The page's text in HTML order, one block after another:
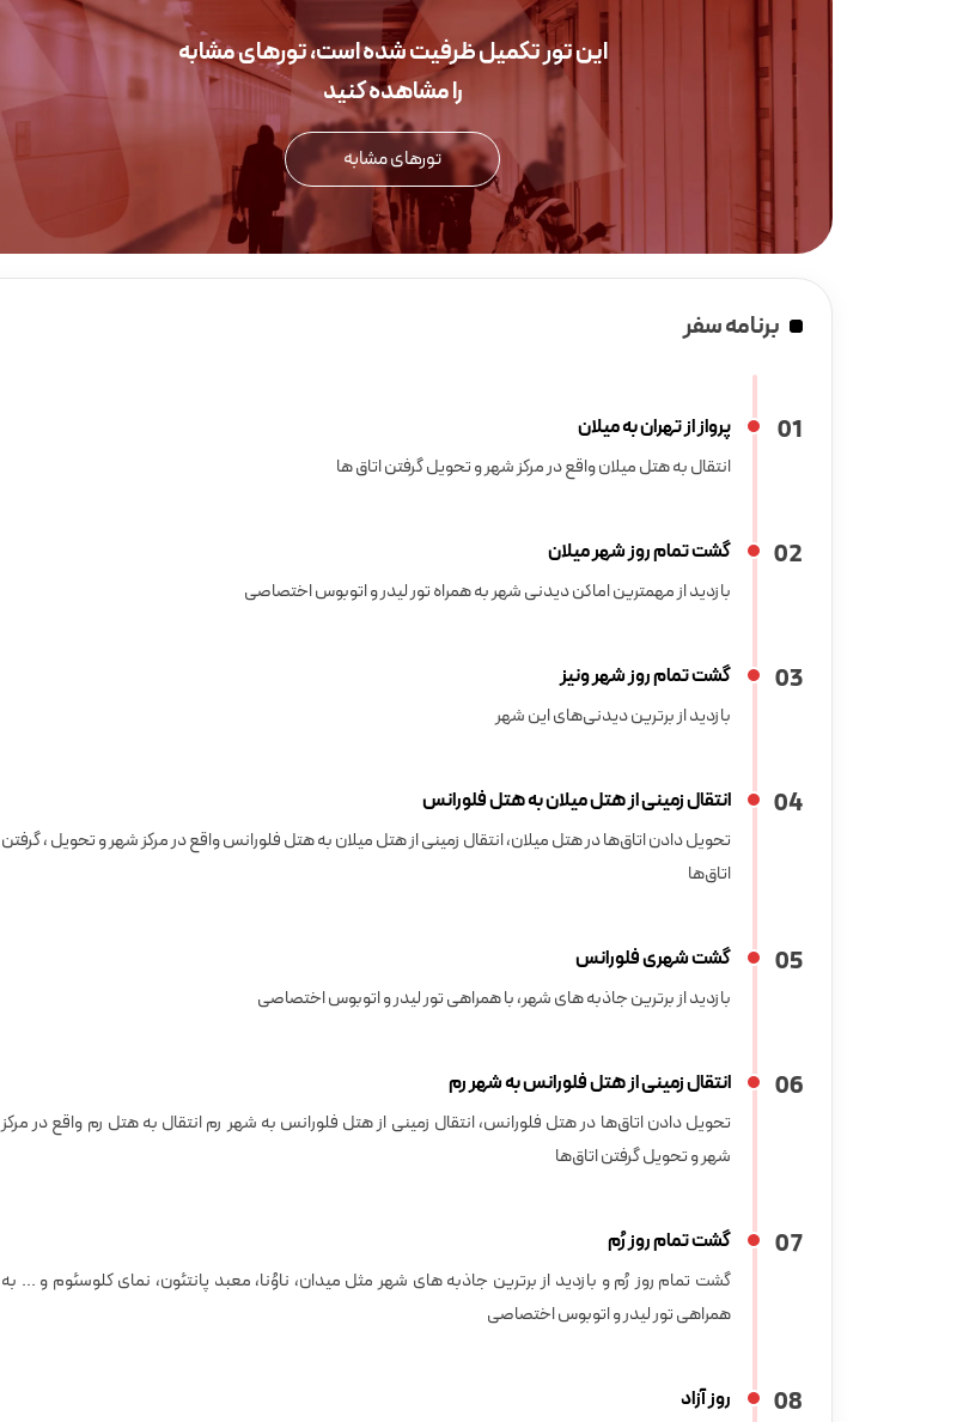
این تور تکمیل ظرفیت شده است، تورهای مشابه
را مشاهده کنید
تورهای مشابه
برنامه سفر
01 پرواز از تهران به میلان
انتقال به هتل میلان واقع در مرکز شهر و تحویل گرفتن اتاق ها
02 گشت تمام روز شهر میلان
بازدید از مهمترین اماکن دیدنی شهر به همراه تور لیدر و اتوبوس اختصاصی
03 گشت تمام روز شهر ونیز
بازدید از برترین دیدنی‌های این شهر
04 انتقال زمینی از هتل میلان به هتل فلورانس
تحویل دادن اتاق‌ها در هتل میلان، انتقال زمینی از هتل میلان به هتل فلورانس واقع در مرکز شهر و تحویل ، گرفتن
اتاق‌ها
05 گشت شهری فلورانس
بازدید از برترین جاذبه های شهر، با همراهی تور لیدر و اتوبوس اختصاصی
06 انتقال زمینی از هتل فلورانس به شهر رم
تحویل دادن اتاق‌ها در هتل فلورانس، انتقال زمینی از هتل فلورانس به شهر رم انتقال به هتل رم واقع در مرکز
شهر و تحویل گرفتن اتاق‌‌ها
07 گشت تمام روز رُم
گشت تمام روز رُم و بازدید از برترین جاذبه های شهر مثل میدان، ناوُنا، معبد پانتئون، نمای کلوسئوم و ... به
همراهی تور لیدر و اتوبوس اختصاصی
08 روز آزاد